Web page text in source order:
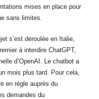
mises en place pour
sans limites.
s’est déroulée en Italie,
à interdire ChatGPT,
d’OpenAI. Le chatbot a
mois plus tard. Pour cela,
en règle auprès du
demandes du